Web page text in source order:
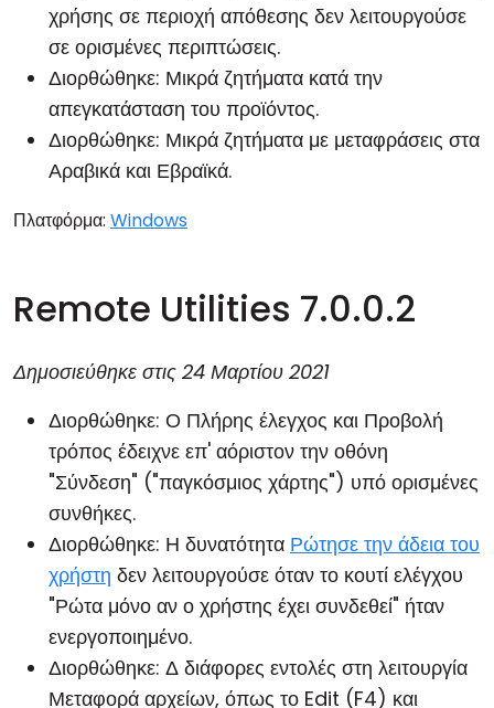
χρήσης σε περιοχή απόθεσης δεν λειτουργούσε
σε ορισμένες περιπτώσεις.
Διορθώθηκε: Μικρά ζητήματα κατά την
απεγκατάσταση του προϊόντος.
Διορθώθηκε: Μικρά ζητήματα με μεταφράσεις στα
Αραβικά και Εβραϊκά.
Πλατφόρμα: Windows
Remote Utilities 7.0.0.2
Δημοσιεύθηκε στις 24 Μαρτίου 2021
Διορθώθηκε: Ο Πλήρης έλεγχος και Προβολή
τρόπος έδειχνε επ' αόριστον την οθόνη
"Σύνδεση" ("παγκόσμιος χάρτης") υπό ορισμένες
συνθήκες.
Διορθώθηκε: Η δυνατότητα Ρώτησε την άδεια του
χρήστη δεν λειτουργούσε όταν το κουτί ελέγχου
"Ρώτα μόνο αν ο χρήστης έχει συνδεθεί" ήταν
ενεργοποιημένο.
Διορθώθηκε: Δ διάφορες εντολές στη λειτουργία
Μεταφορά αρχείων, όπως το Edit (F4) και